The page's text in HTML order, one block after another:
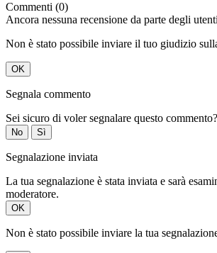
Commenti (0)
Ancora nessuna recensione da parte degli
Non è stato possibile inviare il tuo giudizio
OK
Segnala commento
Sei sicuro di voler segnalare questo commento?
No Sì
Segnalazione inviata
La tua segnalazione è stata inviata e sarà
moderatore.
OK
Non è stato possibile inviare la tua